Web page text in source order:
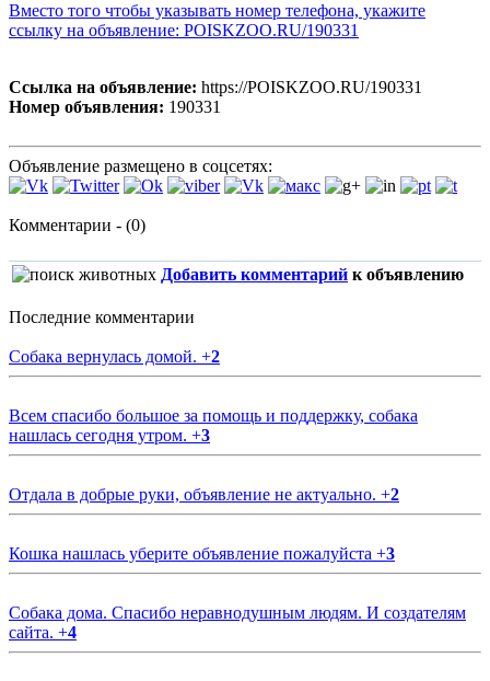
Вместо того чтобы указывать номер телефона, укажите
ссылку на объявление: POISKZOO.RU/190331
Ссылка на объявление: https://POISKZOO.RU/190331
Номер объявления: 190331
Объявление размещено в соцсетях:
Комментарии - (0)
Добавить комментарий к объявлению
Последние комментарии
Собака вернулась домой. +2
Всем спасибо большое за помощь и поддержку, собака
нашлась сегодня утром. +3
Отдала в добрые руки, объявление не актуально. +2
Кошка нашлась уберите объявление пожалуйста +3
Собака дома. Спасибо неравнодушным людям. И создателям
сайта. +4